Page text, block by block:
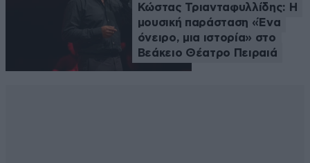
Κώστας Τριανταφυλλίδης: Η
μουσική παράσταση «Ένα
όνειρο, μια ιστορία» στο
Βεάκειο Θέατρο Πειραιά